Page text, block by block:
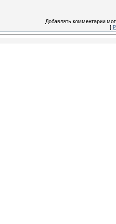
Добавлять комментарии
[